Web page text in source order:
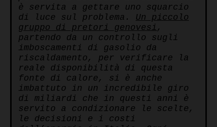
è servita a gettare uno squarcio
di luce sul problema. Un piccolo
gruppo di pretori genovesi ,
partendo da un controllo sugli
imboscamenti di gasolio da
riscaldamento, per verificare la
reale disponibilità di questa
fonte di calore, si è anche
imbattuto in un incredibile giro
di miliardi che in questi anni è
servito a condizionare le scelte,
le decisioni e i costi